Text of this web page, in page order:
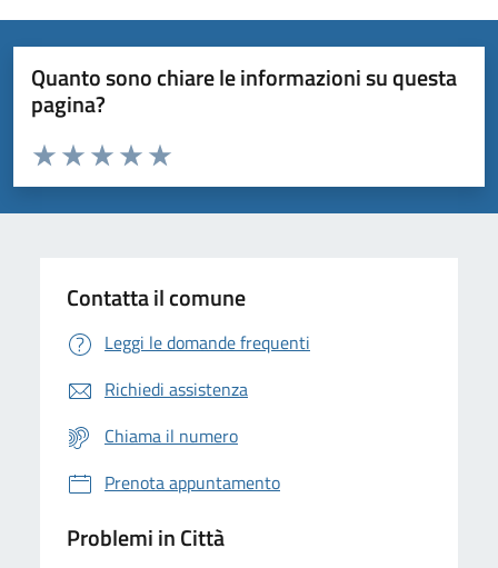
Quanto sono chiare le informazioni su questa
pagina?
Domanda
Valuta da 1 a 5 stelle la pagina
Valuta 5 stelle su 5
Valuta 4 stelle su 5
Valuta 3 stelle su 5
Valuta 2 stelle su 5
Valuta 1 stelle su 5
Contatta il comune
Leggi le domande frequenti
Richiedi assistenza
Chiama il numero
Prenota appuntamento
Problemi in Città